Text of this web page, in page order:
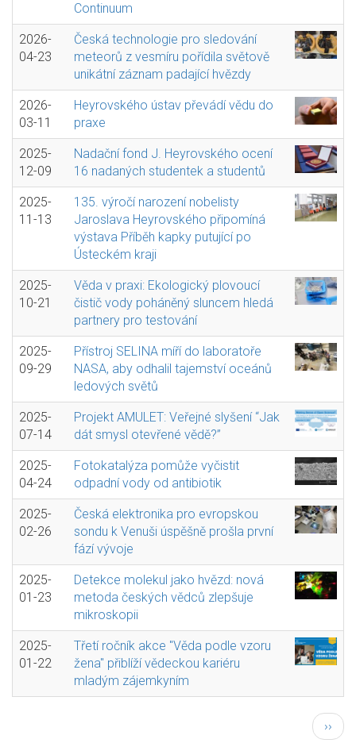
Continuum
2026-
04-23
Česká technologie pro sledování
meteorů z vesmíru pořídila světově
unikátní záznam padající hvězdy
2026-
03-11
Heyrovského ústav převádí vědu do
praxe
2025-
12-09
Nadační fond J. Heyrovského ocení
16 nadaných studentek a studentů
2025-
11-13
135. výročí narození nobelisty
Jaroslava Heyrovského připomíná
výstava Příběh kapky putující po
Ústeckém kraji
2025-
10-21
Věda v praxi: Ekologický plovoucí
čistič vody poháněný sluncem hledá
partnery pro testování
2025-
09-29
Přístroj SELINA míří do laboratoře
NASA, aby odhalil tajemství oceánů
ledových světů
2025-
07-14
Projekt AMULET: Veřejné slyšení “Jak
dát smysl otevřené vědě?”
2025-
04-24
Fotokatalýza pomůže vyčistit
odpadní vody od antibiotik
2025-
02-26
Česká elektronika pro evropskou
sondu k Venuši úspěšně prošla první
fází vývoje
2025-
01-23
Detekce molekul jako hvězd: nová
metoda českých vědců zlepšuje
mikroskopii
2025-
01-22
Třetí ročník akce "Věda podle vzoru
žena" přiblíží vědeckou kariéru
mladým zájemkyním
››